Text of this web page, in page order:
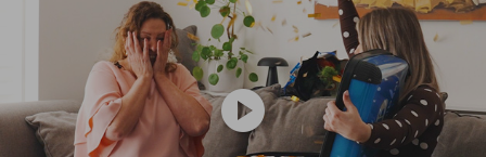
play_circle